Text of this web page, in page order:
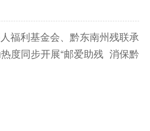
福利基金会、黔东南州残联承
度同步开展“邮爱助残 消保黔